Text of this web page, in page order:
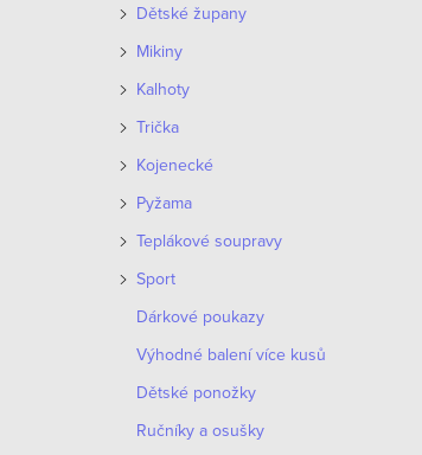
Dětské župany
Mikiny
Kalhoty
Trička
Kojenecké
Pyžama
Teplákové soupravy
Sport
Dárkové poukazy
Výhodné balení více kusů
Dětské ponožky
Ručníky a osušky